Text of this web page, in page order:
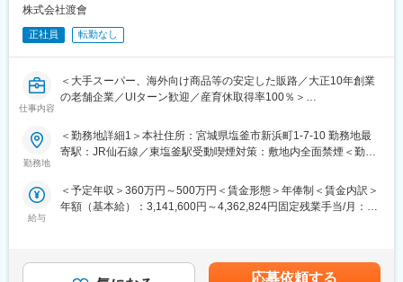
ご経験に応じて、マネジメント範囲を決定させていただきます。
■当グループの魅力：
北海道にて馴染みの商品を提供しています。創業40年目の実績あ
を惜しまず、日本一おいしいお菓子づくりを目指しています。
2020年9月に近い将来の経営戦略達成のために、コロナ禍に敢え
て会社の体制を一新。製造部門と販売部門を分社化し、各社の役
グループ企業の『きのとや』の商品の製造に留まらず、グループ
の新たなブランドの商品の製造を拡大することを大きな使命と
・有限会社木野商事として1982年に創業。
株式会社渡會
正社員 転勤なし
仕事内容
＜大手スーパー、海外向け商品等の安定した販路／大正10年創業
の老舗企業／UIターン歓迎／産育休取得率100％＞
■業務内容：
水産食料品製造に伴う業務をお任せします。
タラ、ほっけ、赤魚、カレイ、穴子等を切身、煮付け、干物等に
加工・調味液の製造・製品の原価計算管理
程を覚えていただきます。将来的には一つのラインを管理するラ
勤務地
＜勤務地詳細1＞本社住所：宮城県塩釜市新浜町1-7-10 勤務地最
寄駅：JR仙石線／東塩釜駅受動喫煙対策：敷地内全面禁煙＜勤務
対策：敷地内全面禁煙変更の範囲：会社の定める事業所
給与
＜予定年収＞360万円～500万円＜賃金形態＞年俸制＜賃金内訳＞
年額（基本給）：3,141,600円～4,362,824円固定残業手当/月：
補足＞※ご経験・年齢・前職給考慮の上決定致します。■昇給：随
応募依頼する